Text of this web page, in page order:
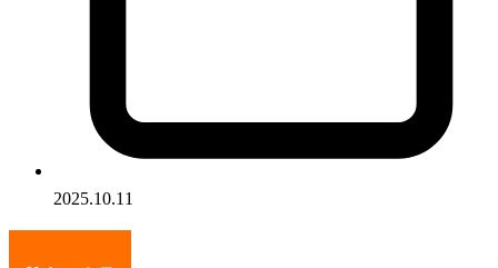
2025.10.11